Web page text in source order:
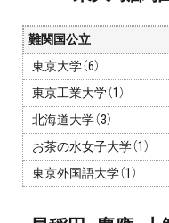
プロ家庭教師の英検®
費用について
お申込みの流れ
よくある質問
難関国公立
東京大学（6）
東京工業大学（1）
北海道大学（3）
お茶の水女子大学（1）
東京外国語大学（1）